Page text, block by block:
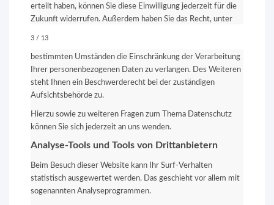
erteilt haben, können Sie diese Einwilligung jederzeit für die
Zukunft widerrufen. Außerdem haben Sie das Recht, unter
3 / 13
bestimmten Umständen die Einschränkung der Verarbeitung
Ihrer personenbezogenen Daten zu verlangen. Des Weiteren
steht Ihnen ein Beschwerderecht bei der zuständigen
Aufsichtsbehörde zu.
Hierzu sowie zu weiteren Fragen zum Thema Datenschutz
können Sie sich jederzeit an uns wenden.
Analyse-Tools und Tools von Drittanbietern
Beim Besuch dieser Website kann Ihr Surf-Verhalten
statistisch ausgewertet werden. Das geschieht vor allem mit
sogenannten Analyseprogrammen.